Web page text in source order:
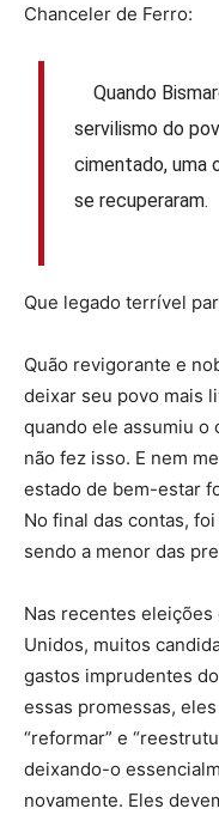
Chanceler de Ferro:
Quando
servilismo do
cimentado, uma
se recuperaram.
Que legado terrível
Quão revigorante e
deixar seu povo mais
quando ele assumiu o
não fez isso. E nem
estado de bem-estar
No final das contas, foi
sendo a menor das
Nas recentes eleições
Unidos, muitos
gastos imprudentes
essas promessas,
“reformar” e
deixando-o
novamente. Eles